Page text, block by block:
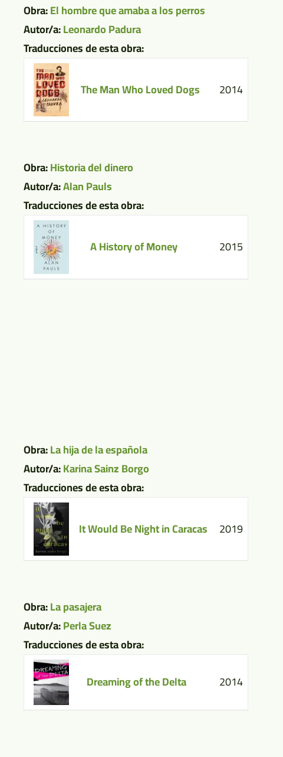
Obra:El hombre que amaba a los perros
Autor/a:Leonardo Padura
Traducciones de esta obra:
The Man Who Loved Dogs 2014
Obra:Historia del dinero
Autor/a:Alan Pauls
Traducciones de esta obra:
A History of Money 2015
Obra:La hija de la española
Autor/a:Karina Sainz Borgo
Traducciones de esta obra:
It Would Be Night in Caracas 2019
Obra:La pasajera
Autor/a:Perla Suez
Traducciones de esta obra:
Dreaming of the Delta
2014